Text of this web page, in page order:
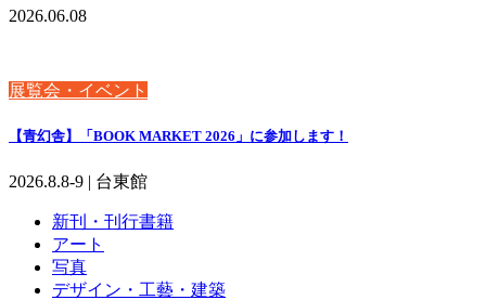
2026.06.08
展覧会・イベント
【青幻舎】「BOOK MARKET 2026」に参加します！
2026.8.8-9 | 台東館
新刊・刊行書籍
アート
写真
デザイン・工藝・建築